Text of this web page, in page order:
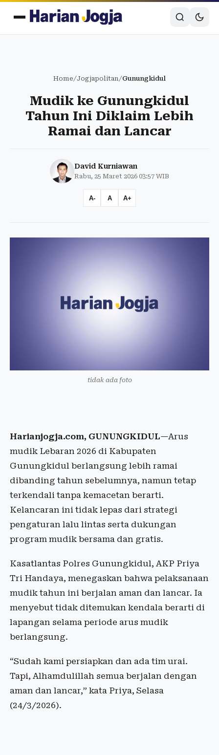
Home/Jogjapolitan/Gunungkidul
Mudik ke Gunungkidul
Tahun Ini Diklaim Lebih
Ramai dan Lancar
David Kurniawan
Rabu, 25 Maret 2026 03:57 WIB
A- A A+
tidak ada foto
Harianjogja.com, GUNUNGKIDUL—Arus
mudik Lebaran 2026 di Kabupaten
Gunungkidul berlangsung lebih ramai
dibanding tahun sebelumnya, namun tetap
terkendali tanpa kemacetan berarti.
Kelancaran ini tidak lepas dari strategi
pengaturan lalu lintas serta dukungan
program mudik bersama dan gratis.
Kasatlantas Polres Gunungkidul, AKP Priya
Tri Handaya, menegaskan bahwa pelaksanaan
mudik tahun ini berjalan aman dan lancar. Ia
menyebut tidak ditemukan kendala berarti di
lapangan selama periode arus mudik
berlangsung.
“Sudah kami persiapkan dan ada tim urai.
Tapi, Alhamdulillah semua berjalan dengan
aman dan lancar,” kata Priya, Selasa
(24/3/2026).